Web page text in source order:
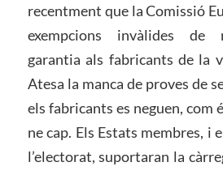
recentment que la Comissió
exempcions invàlides de
garantia als fabricants de la
Atesa la manca de proves de
els fabricants es neguen, com
ne cap. Els Estats membres, i
l’electorat, suportaran la